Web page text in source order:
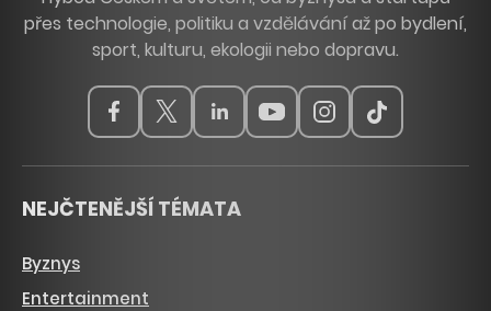
přes technologie, politiku a vzdělávání až po bydlení,
sport, kulturu, ekologii nebo dopravu.
NEJČTENĚJŠÍ TÉMATA
Byznys
Entertainment